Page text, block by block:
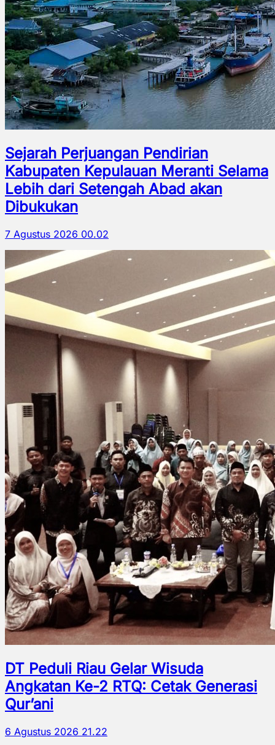
Sejarah Perjuangan Pendirian
Kabupaten Kepulauan Meranti Selama
Lebih dari Setengah Abad akan
Dibukukan
7 Agustus 2026 00.02
DT Peduli Riau Gelar Wisuda
Angkatan Ke-2 RTQ: Cetak Generasi
Qur’ani
6 Agustus 2026 21.22